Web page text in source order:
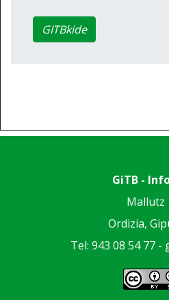
GITBkide
GiTB -
Mallutz
Ordizia,
Tel: 943 08 54 77 -